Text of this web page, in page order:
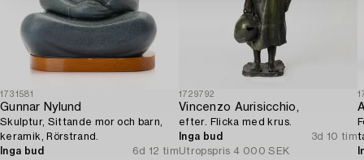
1731581
Gunnar Nylund
Skulptur, Sittande mor och barn,
keramik, Rörstrand.
Inga bud
6d 12 tim
1729792
Vincenzo Aurisicchio,
efter. Flicka med krus.
Inga bud
3d 10 tim
Utropspris 4 000 SEK